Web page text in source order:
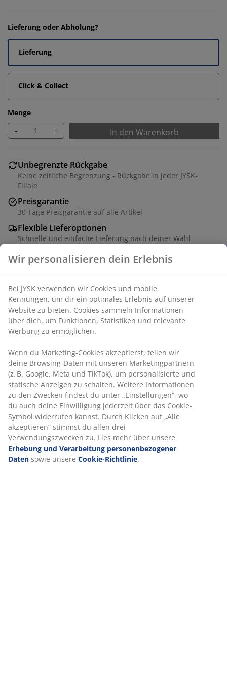
Lieferung oder Abholung?
Lieferung
Click & Collect
Menge
- + In den Warenkorb
Unbegrenzte Rückgabe
Keine zeitliche Begrenzung - Rückgabe in jeder JYSK-
Filiale
Preisgarantie
30 Tage Preisgarantie auf alle Artikel
Flexible Lieferoptionen
Schnelle und einfache Lieferung nach deiner Wahl
Artikelnummer: 6867744
Produkteigenschaften
Bewertungen
8)
Lieferung
Wir personalisieren dein Erlebnis
Bei JYSK verwenden wir Cookies und mobile
Kennungen, um dir ein optimales Erlebnis auf unserer
Website zu bieten. Cookies sammeln Informationen
über dich, um Funktionen, Statistiken und relevante
Werbung zu ermöglichen.
Wenn du Marketing-Cookies akzeptierst, teilen wir
deine Browsing-Daten mit unseren Marketingpartnern
(z. B. Google, Meta und TikTok), um personalisierte und
statische Anzeigen zu schalten. Weitere Informationen
zu den Zwecken findest du unter „Einstellungen“, wo
du auch deine Einwilligung jederzeit über das Cookie-
Symbol widerrufen kannst. Durch Klicken auf „Alle
akzeptieren“ stimmst du allen drei
Verwendungszwecken zu. Lies mehr über unsere
Erhebung und Verarbeitung personenbezogener
Daten sowie unsere Cookie-Richtlinie.